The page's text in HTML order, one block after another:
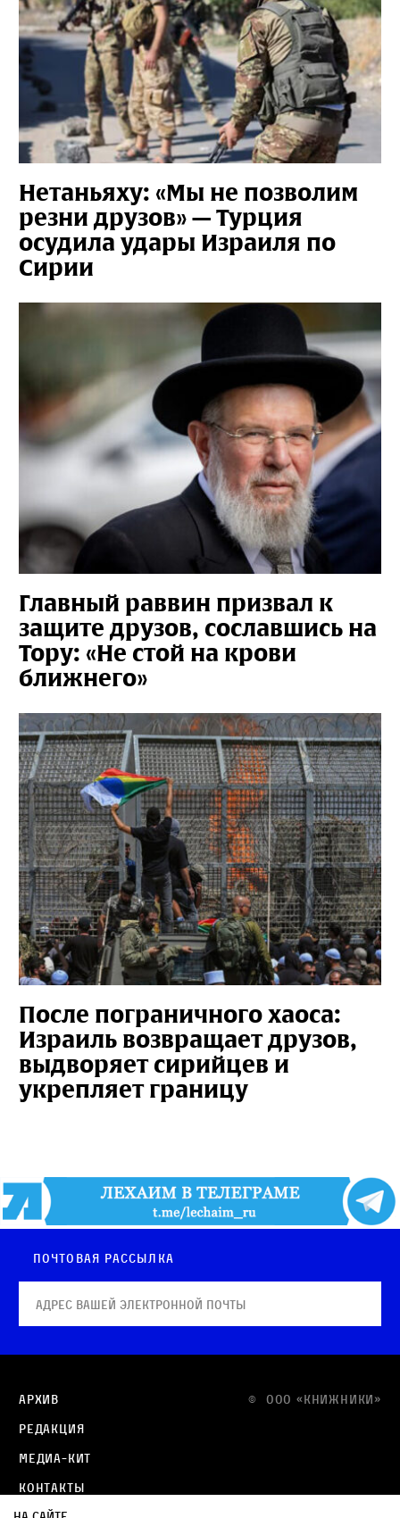
Нетаньяху: «Мы не позволим
резни друзов» — Турция
осудила удары Израиля по
Сирии
Главный раввин призвал к
защите друзов, сославшись на
Тору: «Не стой на крови
ближнего»
После пограничного хаоса:
Израиль возвращает друзов,
выдворяет сирийцев и
укрепляет границу
Почтовая рассылка
© OOO «КНИЖНИКИ»
Архив
Редакция
Медиа-кит
Контакты